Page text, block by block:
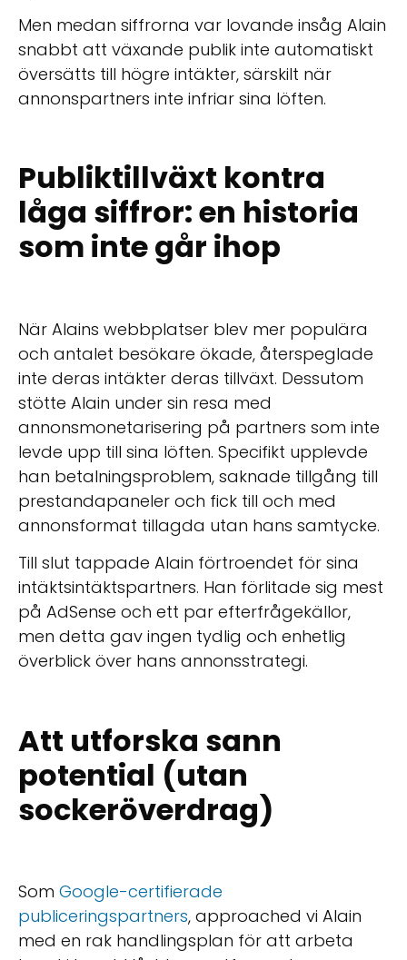
Men medan siffrorna var lovande insåg Alain
snabbt att växande publik inte automatiskt
översätts till högre intäkter, särskilt när
annonspartners inte infriar sina löften.
Publiktillväxt kontra
låga siffror: en historia
som inte går ihop
När Alains webbplatser blev mer populära
och antalet besökare ökade, återspeglade
inte deras intäkter deras tillväxt. Dessutom
stötte Alain under sin resa med
annonsmonetarisering på partners som inte
levde upp till sina löften. Specifikt upplevde
han betalningsproblem, saknade tillgång till
prestandapaneler och fick till och med
annonsformat tillagda utan hans samtycke.
Till slut tappade Alain förtroendet för sina
intäktsintäktspartners. Han förlitade sig mest
på AdSense och ett par efterfrågekällor,
men detta gav ingen tydlig och enhetlig
överblick över hans annonsstrategi.
Att utforska sann
potential (utan
sockeröverdrag)
Som Google-certifierade
publiceringspartners, approached vi Alain
med en rak handlingsplan för att arbeta